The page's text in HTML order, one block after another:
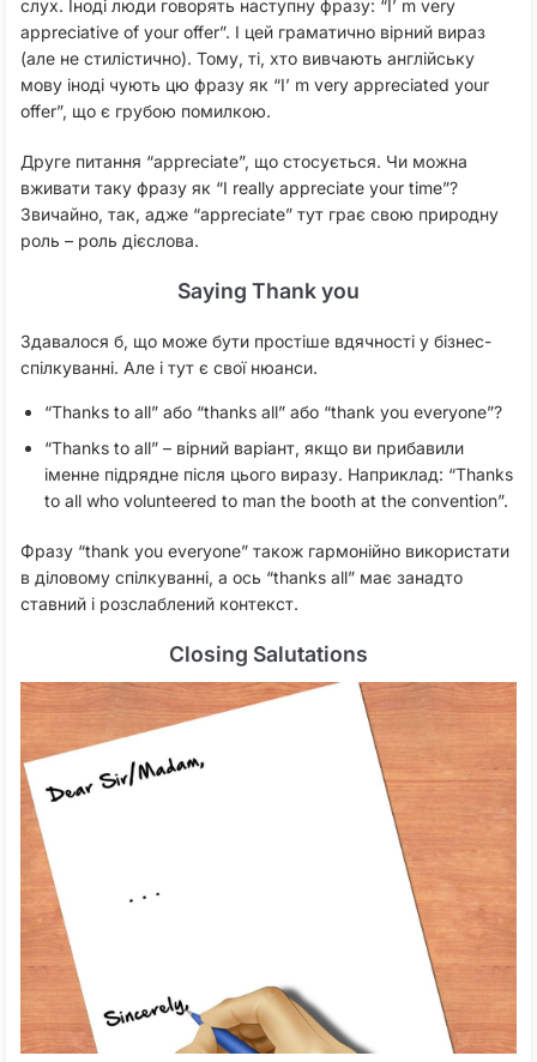
слух. Іноді люди говорять наступну фразу: “I’ m very
appreciative of your offer”. І цей граматично вірний вираз
(але не стилістично). Тому, ті, хто вивчають англійську
мову іноді чують цю фразу як “I’ m very appreciated your
offer”, що є грубою помилкою.
Друге питання “appreciate”, що стосується. Чи можна
вживати таку фразу як “I really appreciate your time”?
Звичайно, так, адже “аppreciate” тут грає свою природну
роль – роль дієслова.
Saying Thank you
Здавалося б, що може бути простіше вдячності у бізнес-
спілкуванні. Але і тут є свої нюанси.
“Thanks to all” або “thanks all” або “thank you everyone”?
“Thanks to all” – вірний варіант, якщо ви прибавили
іменне підрядне після цього виразу. Наприклад: “Thanks
to all who volunteered to man the booth at the convention”.
Фразу “thank you everyone” також гармонійно використати
в діловому спілкуванні, а ось “thanks all” має занадто
ставний і розслаблений контекст.
Closing Salutations